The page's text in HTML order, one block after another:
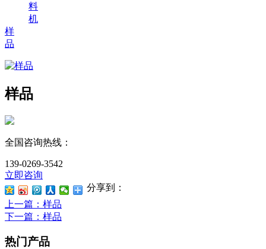
料
机
样
品
样品
全国咨询热线：
139-0269-3542
立即咨询
分享到：
上一篇 ：样品
下一篇 ：样品
热门产品